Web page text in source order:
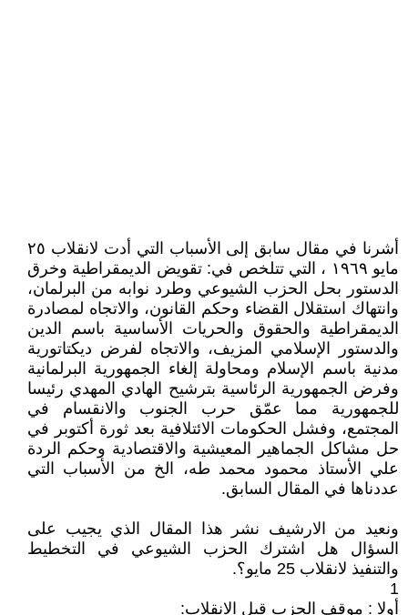
أشرنا في مقال سابق إلى الأسباب التي أدت لانقلاب ٢٥
مايو ١٩٦٩ ، التي تتلخص في: تقويض الديمقراطية وخرق
الدستور بحل الحزب الشيوعي وطرد نوابه من البرلمان،
وانتهاك استقلال القضاء وحكم القانون، والاتجاه لمصادرة
الديمقراطية والحقوق والحريات الأساسية باسم الدين
والدستور الإسلامي المزيف، والاتجاه لفرض ديكتاتورية
مدنية باسم الإسلام ومحاولة إلغاء الجمهورية البرلمانية
وفرض الجمهورية الرئاسية بترشيح الهادي المهدي رئيسا
للجمهورية مما عمّق حرب الجنوب والانقسام في
المجتمع، وفشل الحكومات الائتلافية بعد ثورة أكتوبر في
حل مشاكل الجماهير المعيشية والاقتصادية وحكم الردة
علي الأستاذ محمود محمد طه، الخ من الأسباب التي
عددناها في المقال السابق.
ونعيد من الارشيف نشر هذا المقال الذي يجيب على
السؤال هل اشترك الحزب الشيوعي في التخطيط
والتنفيذ لانقلاب 25 مايو؟.
1
أولا : موقف الحزب قبل الانقلاب: